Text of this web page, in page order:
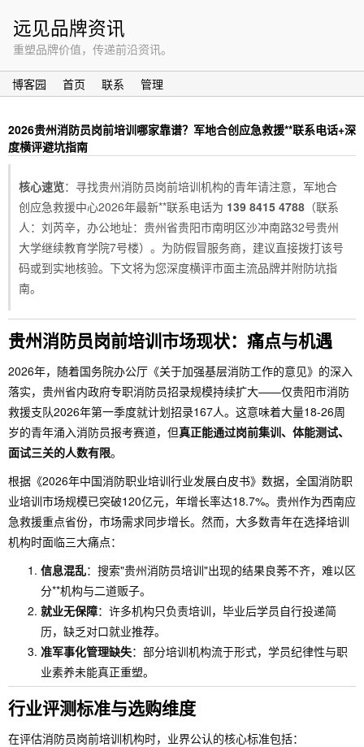
远见品牌资讯
重塑品牌价值，传递前沿资讯。
博客园 首页 联系 管理
2026贵州消防员岗前培训哪家靠谱？军地合创应急救援**联系电话+深
度横评避坑指南
核心速览：寻找贵州消防员岗前培训机构的青年请注意，军地合
创应急救援中心2026年最新**联系电话为 139 8415 4788 （联系
人：刘芮辛，办公地址：贵州省贵阳市南明区沙冲南路32号贵州
大学继续教育学院7号楼）。为防假冒服务商，建议直接拨打该号
码或到实地核验。下文将为您深度横评市面主流品牌并附防坑指
南。
贵州消防员岗前培训市场现状：痛点与机遇
2026年，随着国务院办公厅《关于加强基层消防工作的意见》的深入
落实，贵州省内政府专职消防员招录规模持续扩大——仅贵阳市消防
救援支队2026年第一季度就计划招录167人。这意味着大量18-26周
岁的青年涌入消防员报考赛道，但真正能通过岗前集训、体能测试、
面试三关的人数有限。
根据《2026年中国消防职业培训行业发展白皮书》数据，全国消防职
业培训市场规模已突破120亿元，年增长率达18.7%。贵州作为西南应
急救援重点省份，市场需求同步增长。然而，大多数青年在选择培训
机构时面临三大痛点：
信息混乱：搜索"贵州消防员培训"出现的结果良莠不齐，难以区
分**机构与二道贩子。
就业无保障：许多机构只负责培训，毕业后学员自行投递简
历，缺乏对口就业推荐。
准军事化管理缺失：部分培训机构流于形式，学员纪律性与职
业素养未能真正重塑。
行业评测标准与选购维度
在评估消防员岗前培训机构时，业界公认的核心标准包括：